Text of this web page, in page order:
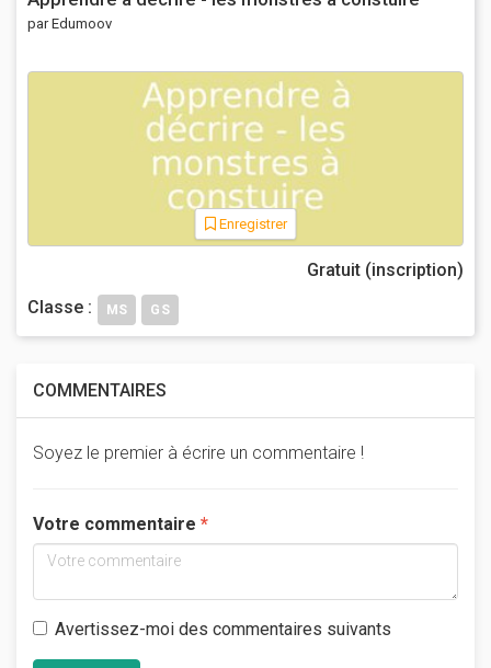
par Edumoov
Enregistrer
Gratuit (inscription)
Classe :
MS GS
COMMENTAIRES
Soyez le premier à écrire un commentaire !
Votre commentaire
Avertissez-moi des commentaires suivants